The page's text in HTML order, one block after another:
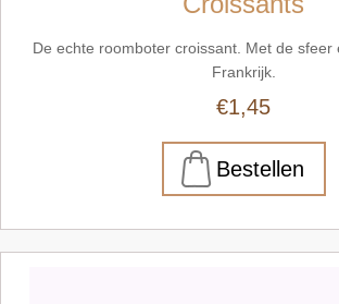
De echte roomboter croissant. Met de sfeer
Frankrijk.
€1,45